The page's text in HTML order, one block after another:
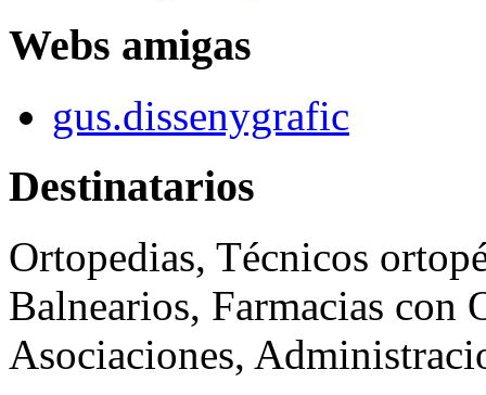
Webs amigas
gus.dissenygrafic
Destinatarios
Ortopedias, Técnicos
Balnearios, Farmacias con
Asociaciones,